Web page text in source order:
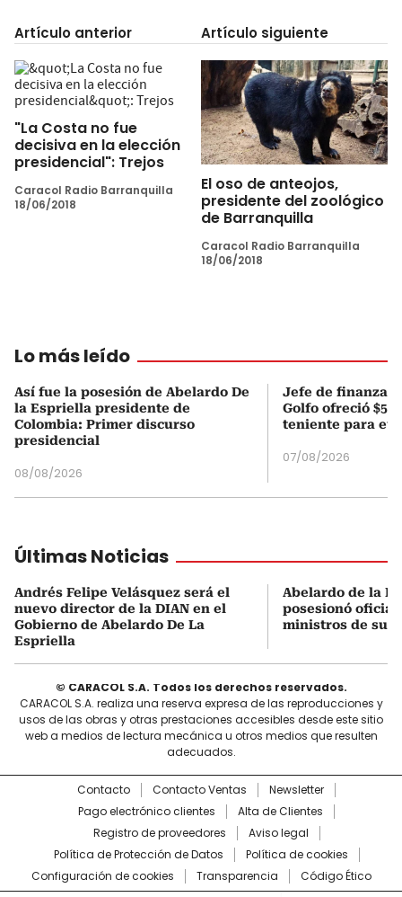
Artículo anterior
"La Costa no fue
decisiva en la elección
presidencial": Trejos
Caracol Radio Barranquilla
18/06/2018
Artículo siguiente
El oso de anteojos,
presidente del zoológico
de Barranquilla
Caracol Radio Barranquilla
18/06/2018
Lo más leído
Así fue la posesión de Abelardo De
la Espriella presidente de
Colombia: Primer discurso
presidencial
08/08/2026
Jefe de finanzas
Golfo ofreció
teniente para
07/08/2026
Últimas Noticias
Andrés Felipe Velásquez será el
nuevo director de la DIAN en el
Gobierno de Abelardo De La
Espriella
Abelardo de la
posesionó
ministros de su
© CARACOL S.A. Todos los derechos reservados.
CARACOL S.A. realiza una reserva expresa de las reproducciones y
usos de las obras y otras prestaciones accesibles desde este sitio
web a medios de lectura mecánica u otros medios que resulten
adecuados.
Contacto Contacto Ventas
Newsletter
Pago electrónico clientes
Alta de Clientes
Registro de proveedores
Aviso legal
Política de Protección de Datos
Política de cookies
Configuración de cookies
Transparencia Código Ético